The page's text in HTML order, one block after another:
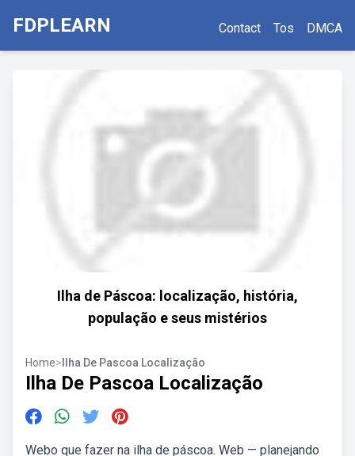
FDPLEARN Contact Tos DMCA
Ilha de Páscoa: localização, história,
população e seus mistérios
Home> Ilha De Pascoa Localização
Ilha De Pascoa Localização
Webo que fazer na ilha de páscoa. Web — planejando